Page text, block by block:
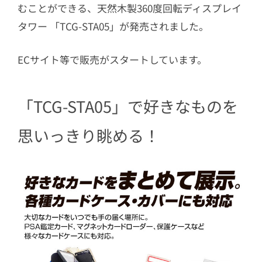
むことができる、天然木製360度回転ディスプレイ
タワー 「TCG-STA05」が発売されました。
ECサイト等で販売がスタートしています。
「TCG-STA05」で好きなものを
思いっきり眺める！